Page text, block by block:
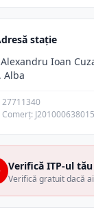
stație
Ioan
Alba
27711340
Comerț: J201000638015
Verifică ITP-ul tău
Verifică gratuit dacă